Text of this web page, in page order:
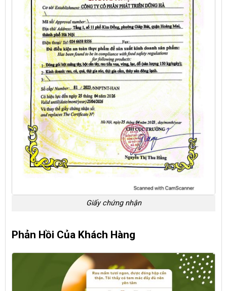
Giấy chứng nhận
Phản Hồi Của Khách Hàng